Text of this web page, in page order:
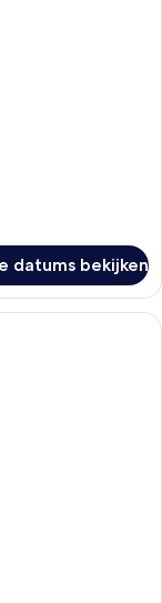
datums bekijken